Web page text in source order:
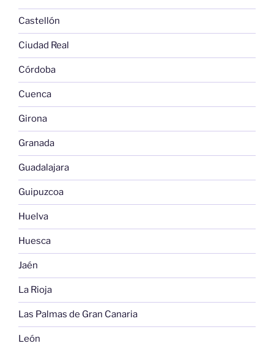
Castellón
Ciudad Real
Córdoba
Cuenca
Girona
Granada
Guadalajara
Guipuzcoa
Huelva
Huesca
Jaén
La Rioja
Las Palmas de Gran Canaria
León